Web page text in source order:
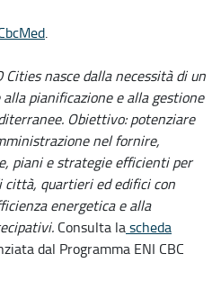
.
nasce dalla necessità di un
pianificazione e alla gestione
Obiettivo: potenziare
nel fornire,
piani e strategie efficienti per
quartieri ed edifici con
energetica e alla
Consulta lascheda
dal Programma ENI CBC